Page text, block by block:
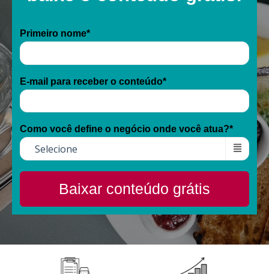
Primeiro nome*
E-mail para receber o conteúdo*
Como você define o negócio onde você atua?*